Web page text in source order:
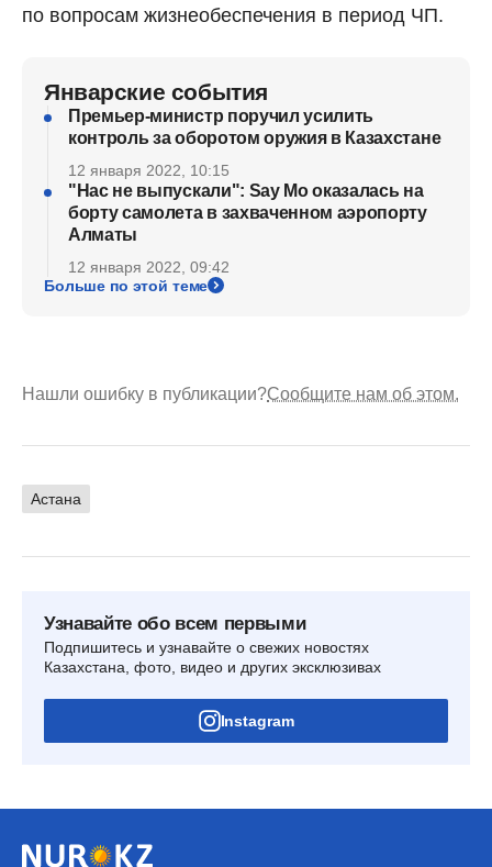
по вопросам жизнеобеспечения в период ЧП.
Январские события
Премьер-министр поручил усилить
контроль за оборотом оружия в Казахстане
12 января 2022, 10:15
"Нас не выпускали": Say Mo оказалась на
борту самолета в захваченном аэропорту
Алматы
12 января 2022, 09:42
Больше по этой теме
Нашли ошибку в публикации?Сообщите нам об этом.
Астана
Узнавайте обо всем первыми
Подпишитесь и узнавайте о свежих новостях
Казахстана, фото, видео и других эксклюзивах
Instagram